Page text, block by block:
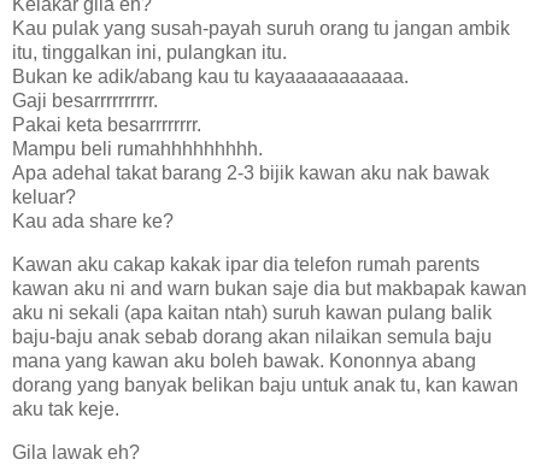
Kelakar gila eh?
Kau pulak yang susah-payah suruh orang tu jangan ambik
itu, tinggalkan ini, pulangkan itu.
Bukan ke adik/abang kau tu kayaaaaaaaaaaa.
Gaji besarrrrrrrrrr.
Pakai keta besarrrrrrrr.
Mampu beli rumahhhhhhhhh.
Apa adehal takat barang 2-3 bijik kawan aku nak bawak
keluar?
Kau ada share ke?
Kawan aku cakap kakak ipar dia telefon rumah parents
kawan aku ni and warn bukan saje dia but makbapak kawan
aku ni sekali (apa kaitan ntah) suruh kawan pulang balik
baju-baju anak sebab dorang akan nilaikan semula baju
mana yang kawan aku boleh bawak. Kononnya abang
dorang yang banyak belikan baju untuk anak tu, kan kawan
aku tak keje.
Gila lawak eh?